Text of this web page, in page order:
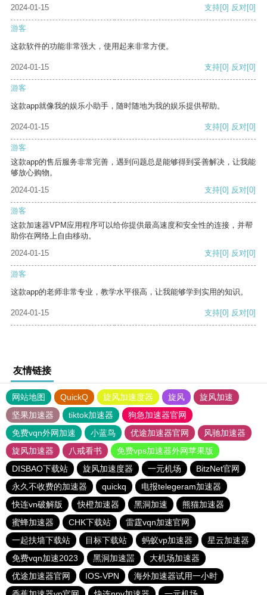
2024-01-15 支持[0] 反对[0]
游客
这款软件的功能非常强大，使用起来非常方便。
2024-01-15 支持[0] 反对[0]
游客
这款app就像我的娱乐小助手，随时随地为我的娱乐提供帮助。
2024-01-15 支持[0] 反对[0]
游客
这款app的售后服务非常完善，遇到问题总是能够得到妥善解决，让我能
够放心购物。
2024-01-15
支持[0] 反对[0]
游客
这款加速器VPM应用程序可以给你提供最高速度和安全性的连接，并帮
助你在网络上自由移动。
2024-01-15
支持[0] 反对[0]
游客
这款app的老师非常专业，教学水平很高，让我能够学到实用的知识。
2024-01-15 支持[0] 反对[0]
友情链接
网站地图 QuickQ 旋风加速度器 旋风
旋风加速
坚果加速器
tiktok加速器
狗急加速器官网
免费vqn外网加速
小蓝鸟 优途加速器官网
风驰加速器
旋风加速器
八戒看书
免费vps加速器外网苹果版
DISBAO下载站
旋风加速度器 一元机场
BitzNet官网
永久不收费的加速器
quickq
电报telegeram加速器
快连vn破解版
快橙加速器 黑洞加速
熊猫加速器
蜜蜂加速器
CHK下载站
雷霆vqn加速官网
一起扶墙下载站
目标下载站 蚂蚁vp加速器
星云加速器
免费vqn加速2023
黑洞加速噐
大机场加速器
优途加速器官网
IOS-VPN
海外加速器试用一小时